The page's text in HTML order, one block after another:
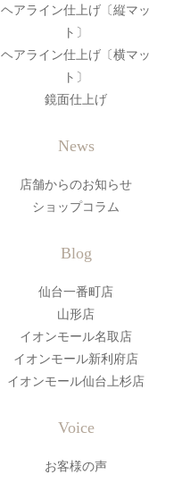
ヘアライン仕上げ〔縦マッ
ト〕
ヘアライン仕上げ〔横マッ
ト〕
鏡面仕上げ
News
店舗からのお知らせ
ショップコラム
Blog
仙台一番町店
山形店
イオンモール名取店
イオンモール新利府店
イオンモール仙台上杉店
Voice
お客様の声